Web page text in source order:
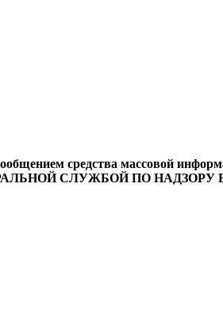
средства массовой
ФЕДЕРАЛЬНОЙ СЛУЖБОЙ ПО